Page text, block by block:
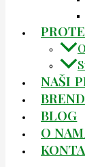
NAŠI
BLOG
O